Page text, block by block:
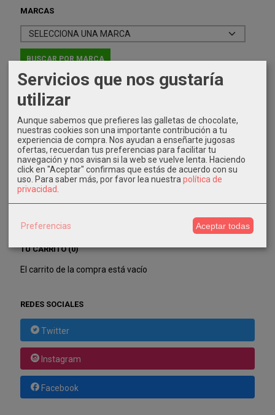
MARCAS
IDIOMA
COSTES DE ENVÍO
GRATIS *
TU CARRITO (0)
El carrito de la compra está vacío
REDES SOCIALES
Twitter
Instagram
Facebook
Servicios que nos gustaría
utilizar
Aunque sabemos que prefieres las galletas de chocolate,
nuestras cookies son una importante contribución a tu
experiencia de compra. Nos ayudan a enseñarte jugosas
ofertas, recuerdan tus preferencias para facilitar tu
navegación y nos avisan si la web se vuelve lenta. Haciendo
click en "Aceptar" confirmas que estás de acuerdo con su
uso. Para saber más, por favor lea nuestra política de
privacidad
Preferencias Aceptar todas